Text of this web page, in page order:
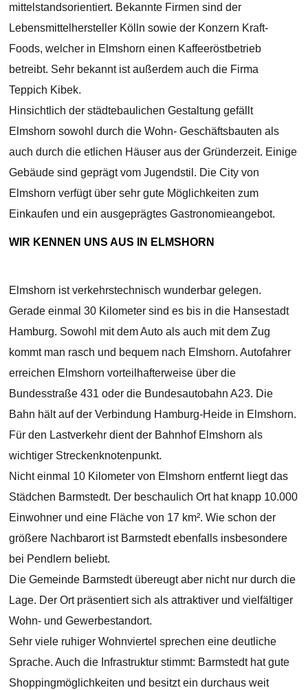
mittelstandsorientiert. Bekannte Firmen sind der
Lebensmittelhersteller Kölln sowie der Konzern Kraft-
Foods, welcher in Elmshorn einen Kaffeeröstbetrieb
betreibt. Sehr bekannt ist außerdem auch die Firma
Teppich Kibek.
Hinsichtlich der städtebaulichen Gestaltung gefällt
Elmshorn sowohl durch die Wohn- Geschäftsbauten als
auch durch die etlichen Häuser aus der Gründerzeit. Einige
Gebäude sind geprägt vom Jugendstil. Die City von
Elmshorn verfügt über sehr gute Möglichkeiten zum
Einkaufen und ein ausgeprägtes Gastronomieangebot.
WIR KENNEN UNS AUS IN ELMSHORN
Elmshorn ist verkehrstechnisch wunderbar gelegen.
Gerade einmal 30 Kilometer sind es bis in die Hansestadt
Hamburg. Sowohl mit dem Auto als auch mit dem Zug
kommt man rasch und bequem nach Elmshorn. Autofahrer
erreichen Elmshorn vorteilhafterweise über die
Bundesstraße 431 oder die Bundesautobahn A23. Die
Bahn hält auf der Verbindung Hamburg-Heide in Elmshorn.
Für den Lastverkehr dient der Bahnhof Elmshorn als
wichtiger Streckenknotenpunkt.
Nicht einmal 10 Kilometer von Elmshorn entfernt liegt das
Städchen Barmstedt. Der beschaulich Ort hat knapp 10.000
Einwohner und eine Fläche von 17 km². Wie schon der
größere Nachbarort ist Barmstedt ebenfalls insbesondere
bei Pendlern beliebt.
Die Gemeinde Barmstedt übereugt aber nicht nur durch die
Lage. Der Ort präsentiert sich als attraktiver und vielfältiger
Wohn- und Gewerbestandort.
Sehr viele ruhiger Wohnviertel sprechen eine deutliche
Sprache. Auch die Infrastruktur stimmt: Barmstedt hat gute
Shoppingmöglichkeiten und besitzt ein durchaus weit